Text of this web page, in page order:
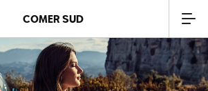
COMER SUD